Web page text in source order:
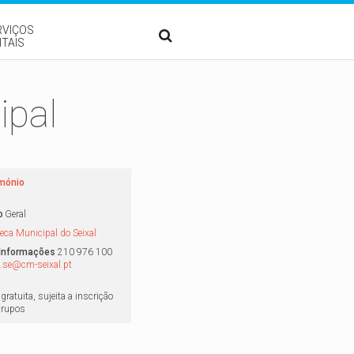
Geral
Municipal do Seixal
210 976 100
seixal.pt
sujeita a inscrição